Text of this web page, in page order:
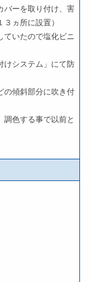
バーを取り付け、害
ヵ所に設置）
いたので塩化ビニ
けシステム」にて防
の傾斜部分に吹き付
色する事で以前と